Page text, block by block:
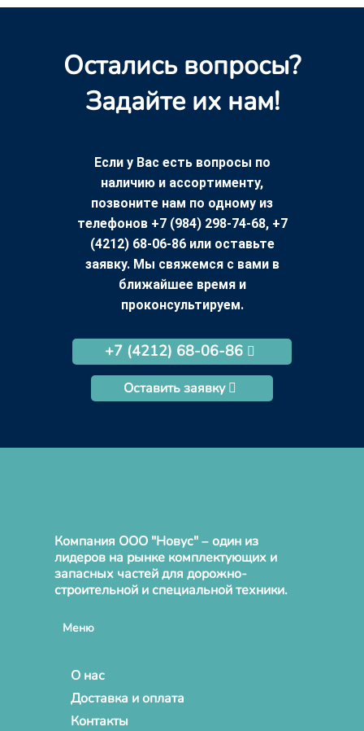
Остались вопросы?
Задайте их нам!
Если у Вас есть вопросы по
наличию и ассортименту,
позвоните нам по одному из
телефонов +7 (984) 298-74-68, +7
(4212) 68-06-86 или оставьте
заявку. Мы свяжемся с вами в
ближайшее время и
проконсультируем.
+7 (4212) 68-06-86
Оставить заявку
Компания ООО "Новус" – один из
лидеров на рынке комплектующих и
запасных частей для дорожно-
строительной и специальной техники.
Меню
О нас
Доставка и оплата
Контакты